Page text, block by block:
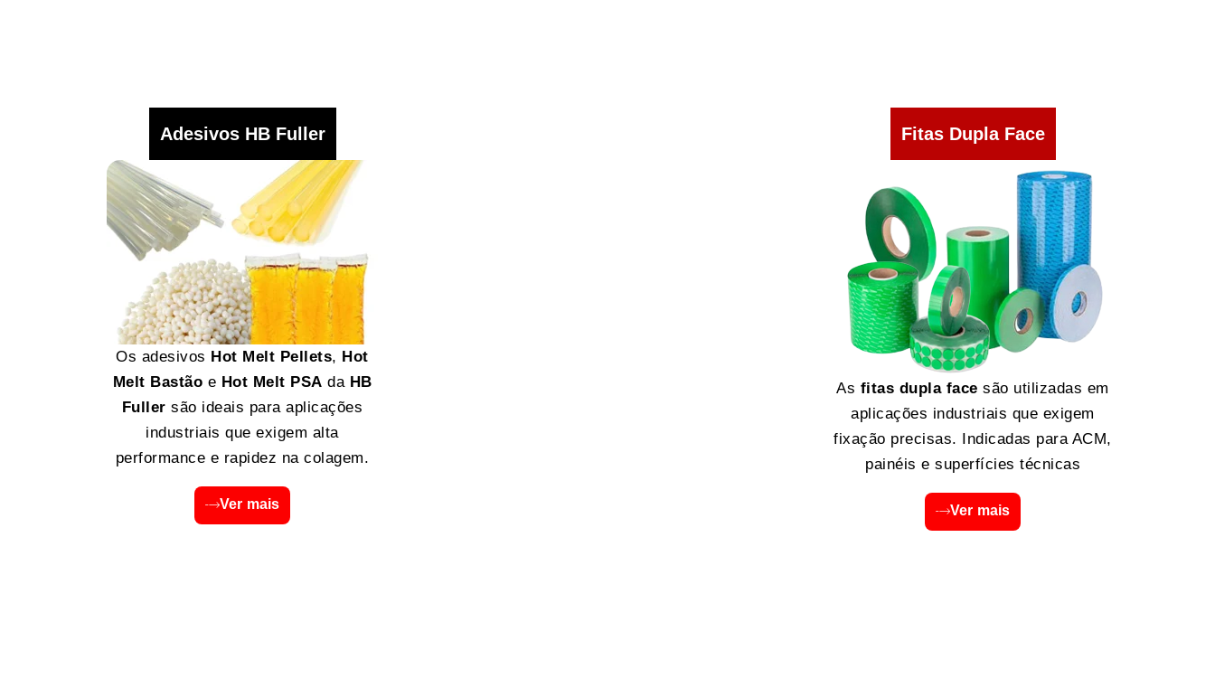
Adesivos HB Fuller
Os adesivos Hot Melt Pellets, Hot
Melt Bastão e Hot Melt PSA da HB
Fuller são ideais para aplicações
industriais que exigem alta
performance e rapidez na colagem.
Ver mais
Fitas Dupla Face
As fitas dupla face são utilizadas em
aplicações industriais que exigem
fixação precisas. Indicadas para ACM,
painéis e superfícies técnicas
Ver mais